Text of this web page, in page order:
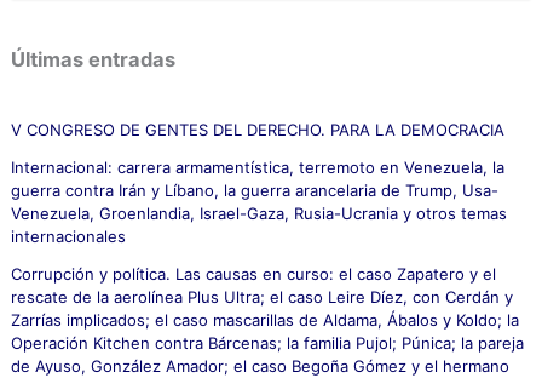
c
p
r
:
Últimas entradas
V CONGRESO DE GENTES DEL DERECHO. PARA LA DEMOCRACIA
Internacional: carrera armamentística, terremoto en Venezuela, la
guerra contra Irán y Líbano, la guerra arancelaria de Trump, Usa-
Venezuela, Groenlandia, Israel-Gaza, Rusia-Ucrania y otros temas
internacionales
Corrupción y política. Las causas en curso: el caso Zapatero y el
rescate de la aerolínea Plus Ultra; el caso Leire Díez, con Cerdán y
Zarrías implicados; el caso mascarillas de Aldama, Ábalos y Koldo; la
Operación Kitchen contra Bárcenas; la familia Pujol; Púnica; la pareja
de Ayuso, González Amador; el caso Begoña Gómez y el hermano